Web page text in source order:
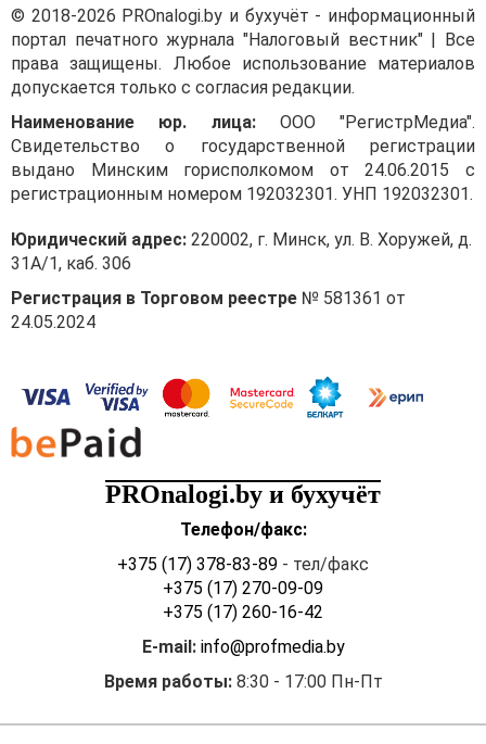
© 2018-2026 PROnalogi.by и бухучёт - информационный
портал печатного журнала "Налоговый вестник" | Все
права защищены. Любое использование материалов
допускается только с согласия редакции.
Наименование юр. лица:ООО "РегистрМедиа".
Свидетельство о государственной регистрации
выдано Минским горисполкомом от 24.06.2015 с
регистрационным номером 192032301. УНП 192032301.
Юридический адрес: 220002, г. Минск, ул. В. Хоружей, д.
31А/1, каб. 306
Регистрация в Торговом реестре № 581361 от
24.05.2024
PROnalogi.by и бухучёт
Телефон/факс:
+375 (17) 378-83-89 - тел/факс
+375 (17) 270-09-09
+375 (17) 260-16-42
E-mail: info@profmedia.by
Время работы:8:30 - 17:00 Пн-Пт